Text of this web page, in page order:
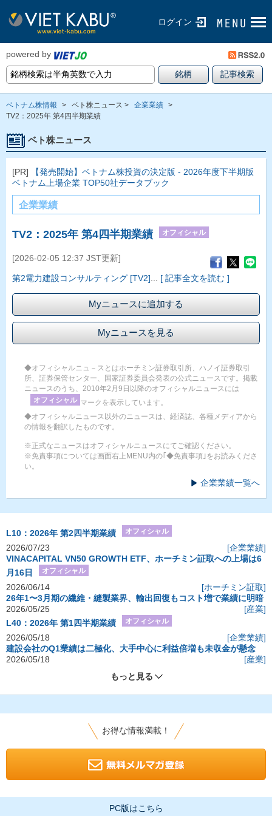
ログイン
powered by
ベトナム株情報 > ベト株ニュース > 企業業績 >
TV2：2025年 第4四半期業績
ベト株ニュース
[PR]
【発売開始】ベトナム株投資の決定版 - 2026年度下半期版
ベトナム上場企業 TOP50社データブック
企業業績
TV2：2025年 第4四半期業績 オフィシャル
[2026-02-05 12:37 JST更新]
第2電力建設コンサルティング [TV2] [ 記事全文を読む ]
Myニュースに追加する
Myニュースを見る
◆オフィシャルニュ－スとはホーチミン証券取引所、ハノイ証券取引
所、証券保管センター、国家証券委員会発表の公式ニュースです。掲載
ニュースのうち、2010年2月9日以降のオフィシャルニュースには
オフィシャル マークを表示しています。
◆オフィシャルニュース以外のニュースは、経済誌、各種メディアから
の情報を翻訳したものです。
※正式なニュースはオフィシャルニュースにてご確認ください。
※免責事項については画面右上MENU内の｢◆免責事項｣をお読みくださ
い。
企業業績一覧へ
L10：2026年 第2四半期業績 オフィシャル
2026/07/23
[企業業績]
VINACAPITAL VN50 GROWTH ETF、ホーチミン証取への上場は6
月16日
オフィシャル
2026/06/14
[ホーチミン証取]
26年1〜3月期の繊維・縫製業界、輸出回復もコスト増で業績に明暗
2026/05/25
[産業]
L40：2026年 第1四半期業績
オフィシャル
2026/05/18
[企業業績]
建設会社のQ1業績は二極化、大手中心に利益倍増も未収金が懸念
2026/05/18
[産業]
もっと見る
お得な情報満載！
PC版はこちら